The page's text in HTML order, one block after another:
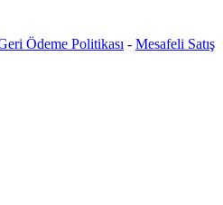
Ödeme Politikası - Mesafeli Satış